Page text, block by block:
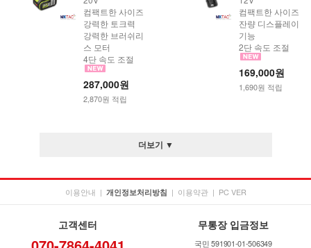
컴팩트한 사이즈
강력한 토크력
강력한 브러쉬리
스 모터
4단 속도 조절
287,000원
2,870원 적립
컴팩트한 사이즈
잔량 디스플레이
기능
2단 속도 조절
169,000원
1,690원 적립
더보기 ▼
이용안내 | 개인정보처리방침 | 이용약관 | PC VER
고객센터 무통장 입금정보
국민 591901-01-506349